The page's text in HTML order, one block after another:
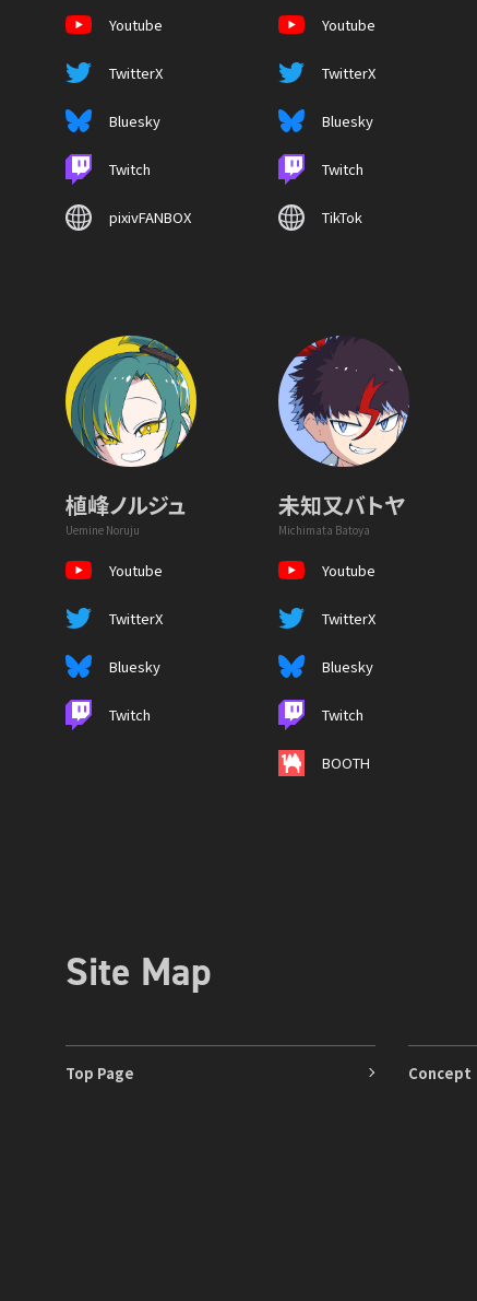
Youtube
TwitterX
Bluesky
Twitch
pixivFANBOX
Youtube
TwitterX
Bluesky
Twitch
TikTok
植峰ノルジュ
Uemine Noruju
Youtube
TwitterX
Bluesky
Twitch
未知又バトヤ
Michimata Batoya
Youtube
TwitterX
Bluesky
Twitch
BOOTH
Site Map
Top Page Concept